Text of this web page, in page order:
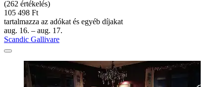
(262 értékelés)
105 498 Ft
tartalmazza az adókat és egyéb díjakat
aug. 16. – aug. 17.
Scandic Gallivare